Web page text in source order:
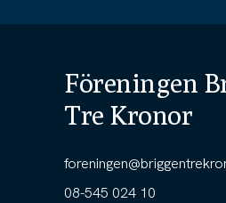
Föreningen
Tre Kronor
08-545 024 10